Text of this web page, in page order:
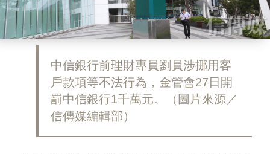
中信銀行前理財專員劉員涉挪用客
戶款項等不法行為，金管會27日開
罰中信銀行1千萬元。（圖片來源／
信傳媒編輯部）